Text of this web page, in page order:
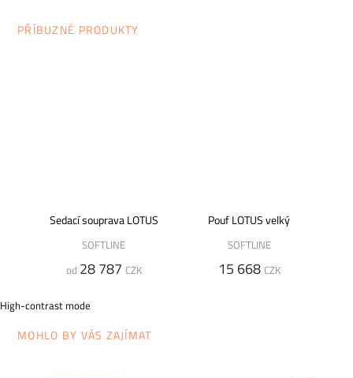
PŘÍBUZNÉ PRODUKTY
Sedací souprava LOTUS
SOFTLINE
od 28 787 CZK
Pouf LOTUS velký
SOFTLINE
15 668 CZK
High-contrast mode
MOHLO BY VÁS ZAJÍMAT